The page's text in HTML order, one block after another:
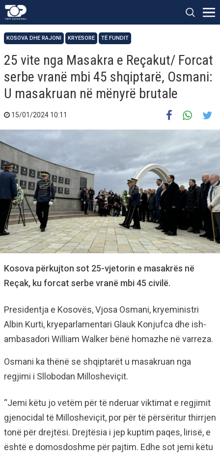
KOSOVA DHE RAJONI KRYESORE TË FUNDIT
25 vite nga Masakra e Reçakut/ Forcat
serbe vranë mbi 45 shqiptarë, Osmani:
U masakruan në mënyrë brutale
15/01/2024 10:11
Kosova përkujton sot 25-vjetorin e masakrës në
Reçak, ku forcat serbe vranë mbi 45 civilë.
Presidentja e Kosovës, Vjosa Osmani, kryeministri
Albin Kurti, kryeparlamentari Glauk Konjufca dhe ish-
ambasadori William Walker bënë homazhe në varreza.
Osmani ka thënë se shqiptarët u masakruan nga
regjimi i Sllobodan Millosheviçit.
“Jemi këtu jo vetëm për të nderuar viktimat e regjimit
gjenocidal të Millosheviçit, por për të përsëritur thirrjen
tonë për drejtësi. Drejtësia i jep kuptim paqes, lirisë, e
është e domosdoshme për pajtim. Edhe sot jemi këtu